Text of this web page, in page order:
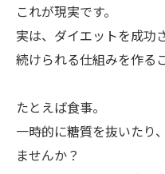
これが現実です。
実は、ダイエットを成功
続けられる仕組みを作る
たとえば食事。
一時的に糖質を抜いたり
ませんか？